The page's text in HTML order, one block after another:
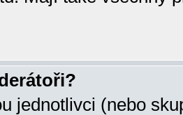
jednotlivci (nebo